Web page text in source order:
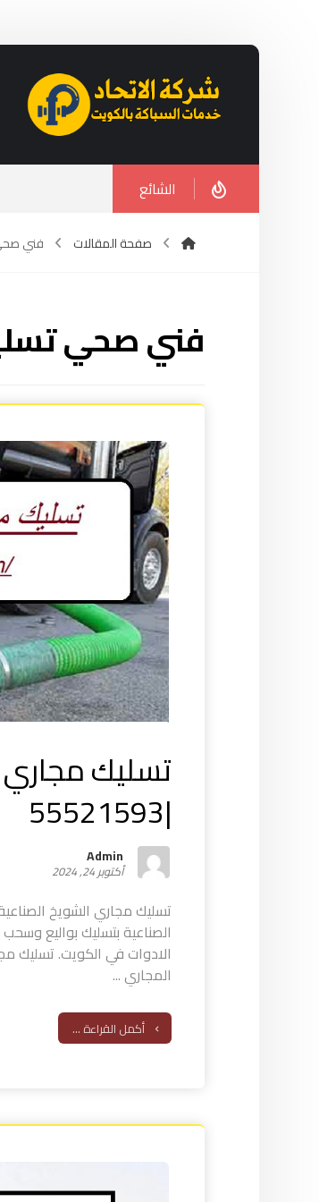
الشائع
صفحة المقالات فني
فني صحي
تسليك مجاري
|55521593
Admin
أكتوبر 24, 2024
تسليك مجاري الشويخ
الصناعية بتسليك بواليع
الادوات في الكويت. تسليك
المجاري ...
أكمل القراءة ...